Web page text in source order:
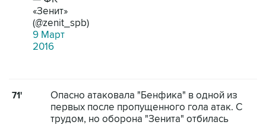
«Зенит»
(@zenit_spb)
9 Март
2016
71'
Опасно атаковала "Бенфика" в одной из
первых после пропущенного гола атак. С
трудом, но оборона "Зенита" отбилась